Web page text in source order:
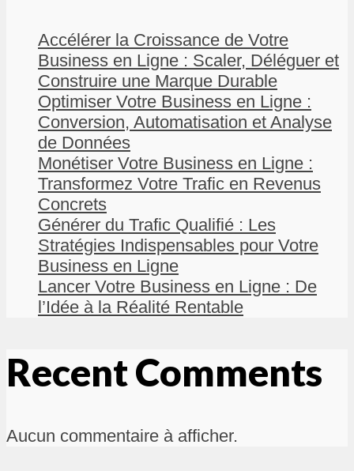
Accélérer la Croissance de Votre
Business en Ligne : Scaler, Déléguer et
Construire une Marque Durable
Optimiser Votre Business en Ligne :
Conversion, Automatisation et Analyse
de Données
Monétiser Votre Business en Ligne :
Transformez Votre Trafic en Revenus
Concrets
Générer du Trafic Qualifié : Les
Stratégies Indispensables pour Votre
Business en Ligne
Lancer Votre Business en Ligne : De
l’Idée à la Réalité Rentable
Recent Comments
Aucun commentaire à afficher.